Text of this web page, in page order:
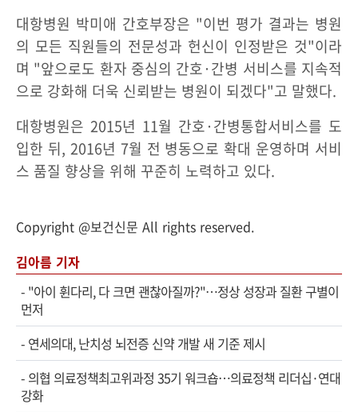
대항병원 박미애 간호부장은 "이번 평가 결과는 병원
의 모든 직원들의 전문성과 헌신이 인정받은 것"이라
며 "앞으로도 환자 중심의 간호·간병 서비스를 지속적
으로 강화해 더욱 신뢰받는 병원이 되겠다"고 말했다.
대항병원은 2015년 11월 간호·간병통합서비스를 도
입한 뒤, 2016년 7월 전 병동으로 확대 운영하며 서비
스 품질 향상을 위해 꾸준히 노력하고 있다.
Copyright @보건신문 All rights reserved.
김아름 기자
- "아이 휜다리, 다 크면 괜찮아질까?"…정상 성장과 질환 구별이
먼저
- 연세의대, 난치성 뇌전증 신약 개발 새 기준 제시
- 의협 의료정책최고위과정 35기 워크숍…의료정책 리더십·연대
강화